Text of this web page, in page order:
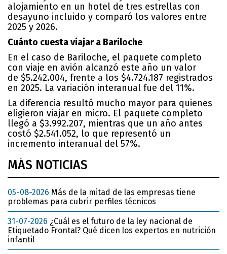
alojamiento en un hotel de tres estrellas con
desayuno incluido y comparó los valores entre
2025 y 2026.
Cuánto cuesta viajar a Bariloche
En el caso de Bariloche, el paquete completo
con viaje en avión alcanzó este año un valor
de $5.242.004, frente a los $4.724.187 registrados
en 2025. La variación interanual fue del 11%.
La diferencia resultó mucho mayor para quienes
eligieron viajar en micro. El paquete completo
llegó a $3.992.207, mientras que un año antes
costó $2.541.052, lo que representó un
incremento interanual del 57%.
MÁS NOTICIAS
05-08-2026 Más de la mitad de las empresas tiene
problemas para cubrir perfiles técnicos
31-07-2026 ¿Cuál es el futuro de la ley nacional de
Etiquetado Frontal? Qué dicen los expertos en nutrición
infantil